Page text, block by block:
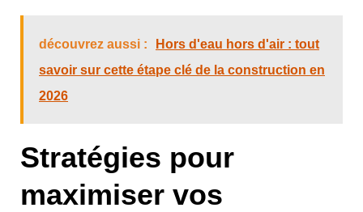
découvrez aussi :
Hors d'eau hors d'air : tout
savoir sur cette étape clé de la construction en
2026
Stratégies pour
maximiser vos